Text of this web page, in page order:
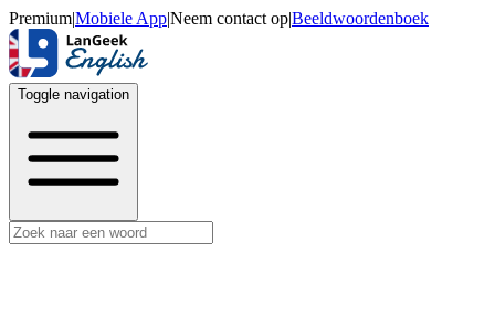
Premium|Mobiele App|Neem contact op|Beeldwoordenboek
Toggle navigation